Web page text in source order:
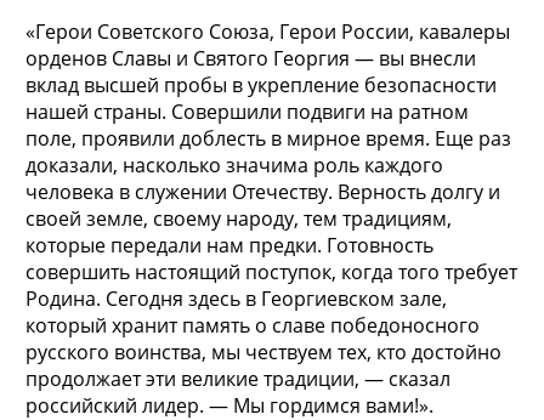
«Герои Советского Союза, Герои России, кавалеры
орденов Славы и Святого Георгия — вы внесли
вклад высшей пробы в укрепление безопасности
нашей страны. Совершили подвиги на ратном
поле, проявили доблесть в мирное время. Еще раз
доказали, насколько значима роль каждого
человека в служении Отечеству. Верность долгу и
своей земле, своему народу, тем традициям,
которые передали нам предки. Готовность
совершить настоящий поступок, когда того требует
Родина. Сегодня здесь в Георгиевском зале,
который хранит память о славе победоносного
русского воинства, мы чествуем тех, кто достойно
продолжает эти великие традиции, — сказал
российский лидер. — Мы гордимся вами!».